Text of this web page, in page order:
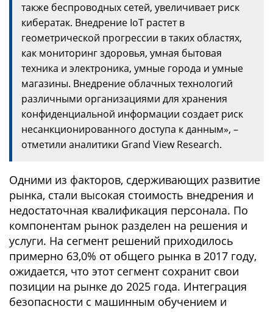
также беспроводных сетей, увеличивает риск
кибератак. Внедрение IoT растет в
геометрической прогрессии в таких областях,
как мониторинг здоровья, умная бытовая
техника и электроника, умные города и умные
магазины. Внедрение облачных технологий
различными организациями для хранения
конфиденциальной информации создает риск
несанкционированного доступа к данным», –
отметили аналитики Grand View Research.
Одними из факторов, сдерживающих развитие
рынка, стали высокая стоимость внедрения и
недостаточная квалификация персонала. По
компонентам рынок разделен на решения и
услуги. На сегмент решений приходилось
примерно 63,0% от общего рынка в 2017 году,
ожидается, что этот сегмент сохранит свои
позиции на рынке до 2025 года. Интеграция
безопасности с машинным обучением и